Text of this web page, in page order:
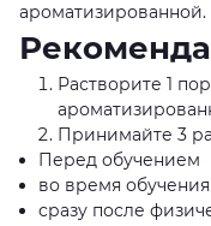
ароматизированной.
Растворите 1
Принимайте 3
Перед обучением
во время обучения
сразу после